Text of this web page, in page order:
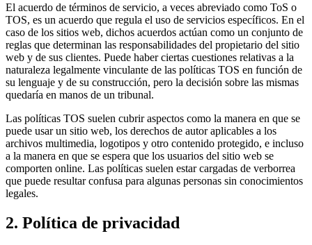
El acuerdo de términos de servicio, a veces abreviado como ToS o
TOS, es un acuerdo que regula el uso de servicios específicos. En el
caso de los sitios web, dichos acuerdos actúan como un conjunto de
reglas que determinan las responsabilidades del propietario del sitio
web y de sus clientes. Puede haber ciertas cuestiones relativas a la
naturaleza legalmente vinculante de las políticas TOS en función de
su lenguaje y de su construcción, pero la decisión sobre las mismas
quedaría en manos de un tribunal.
Las políticas TOS suelen cubrir aspectos como la manera en que se
puede usar un sitio web, los derechos de autor aplicables a los
archivos multimedia, logotipos y otro contenido protegido, e incluso
a la manera en que se espera que los usuarios del sitio web se
comporten online. Las políticas suelen estar cargadas de verborrea
que puede resultar confusa para algunas personas sin conocimientos
legales.
2. Política de privacidad